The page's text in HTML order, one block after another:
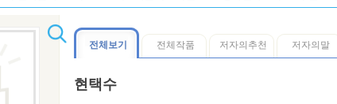
전체보기 전체작품 저자의추천 저자의말
현택수